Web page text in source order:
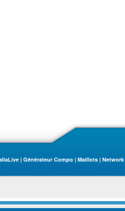
| Générateur Compo | Maillots | Network